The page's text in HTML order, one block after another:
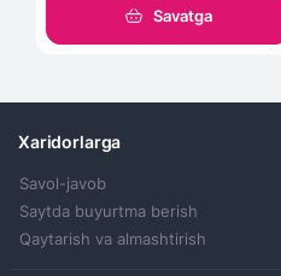
Savatga
Xaridorlarga
Savol-javob
Saytda buyurtma berish
Qaytarish va almashtirish